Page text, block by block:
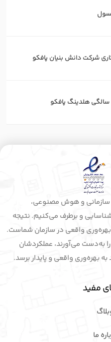
شرکت دانش بنیان پافکو
هلدینگ پافکو
آموزش سازمانی و هوش مصنوعی،
و برطرف می‌کنیم. نتیجه
بهره‌وری واقعی در سازمان شماست.
به‌دست می‌آورند، عملکردشان
بهره‌وری واقعی و پایدار برسد.
مفید
ما